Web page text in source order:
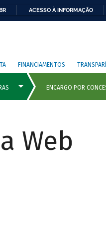
ACESSO À INFORMAÇÃO
FINANCIAMENTOS
Web